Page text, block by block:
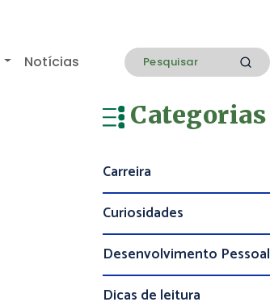
Notícias
Categorias
Carreira
Curiosidades
Desenvolvimento Pessoal
Dicas de leitura